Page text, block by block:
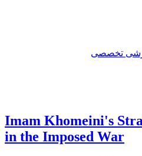
تخصصی
Imam Khomeini's
in the Imposed War